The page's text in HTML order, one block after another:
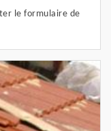
le formulaire de